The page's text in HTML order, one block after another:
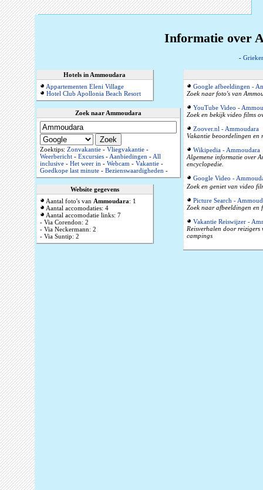
Informatie over
-
Hotels in Ammoudara
Appartementen Eleni Village
Hotel Club Apollonia Beach Resort
Zoek naar Ammoudara
Zoektips: Zonvakantie- Vliegvakantie-
Weerbericht- Excursies-Aanbiedingen-All
inclusive- Het weer in- Webcam- Vakantie-
Goedkope last minute- Bezienswaardigheden-
Website gegevens
Aantal foto's van Ammoudara: 1
Aantal accomodaties: 4
Aantal accomodatie links: 7
- Via Corendon: 2
- Via Neckermann: 2
- Via Suntip: 2
Google afbeeldingen -
Zoek naar foto's van
YouTube Video -
Zoek en bekijk video films
Zoover.nl - Ammoudara
Vakantie beoordelingen en
Wikipedia - Ammoudara
Algemene informatie over
encyclopedie.
Google Video -
Zoek en geniet van video
Picture Search -
Zoek naar afbeeldingen en
Vakantie Reiswijzer -
Reisverhalen door reizigers
campings